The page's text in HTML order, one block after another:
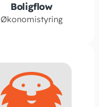
Boligflow
Økonomistyring